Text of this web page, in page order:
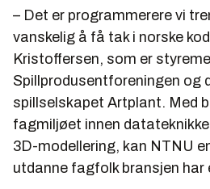
– Det er programmerere vi
vanskelig å få tak i norske
Kristoffersen, som er
Spillprodusentforeningen og
spillselskapet Artplant. Med
fagmiljøet innen
3D-modellering, kan NTNU
utdanne fagfolk bransjen